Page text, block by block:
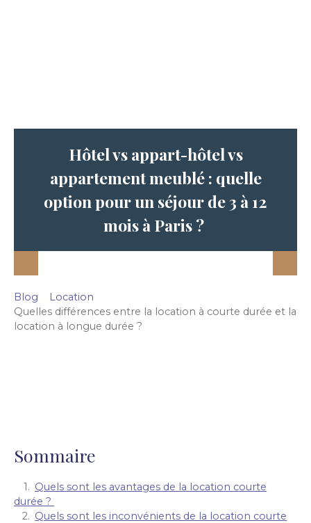
Hôtel vs appart-hôtel vs
appartement meublé : quelle
option pour un séjour de 3 à 12
mois à Paris ?
Blog
Location
Quelles différences entre la location à courte durée et la
location à longue durée ?
Sommaire
Quels sont les avantages de la location courte
durée ?
Quels sont les inconvénients de la location courte